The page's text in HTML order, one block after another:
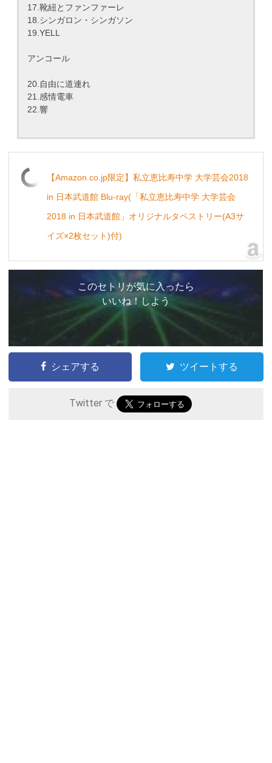
17.靴紐とファンファーレ
18.シンガロン・シンガソン
19.YELL
アンコール
20.自由に道連れ
21.感情電車
22.響
【Amazon.co.jp限定】私立恵比寿中学 大学芸会2018
in 日本武道館 Blu-ray(「私立恵比寿中学 大学芸会
2018 in 日本武道館」オリジナルタペストリー(A3サ
イズ×2枚セット)付)
このセトリが気に入ったら
いいね！しよう
シェアする ツイートする
Twitter で